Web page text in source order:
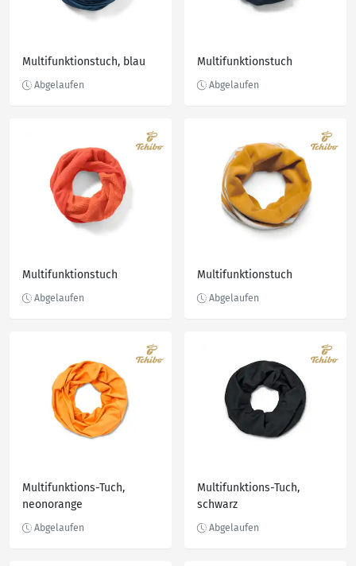
Multifunktionstuch, blau Multifunktionstuch
Multifunktionstuch Multifunktionstuch
Multifunktions-Tuch,
neonorange
Multifunktions-Tuch,
schwarz